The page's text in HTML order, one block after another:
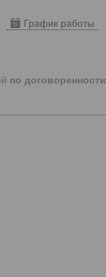
График работы
по договоренности